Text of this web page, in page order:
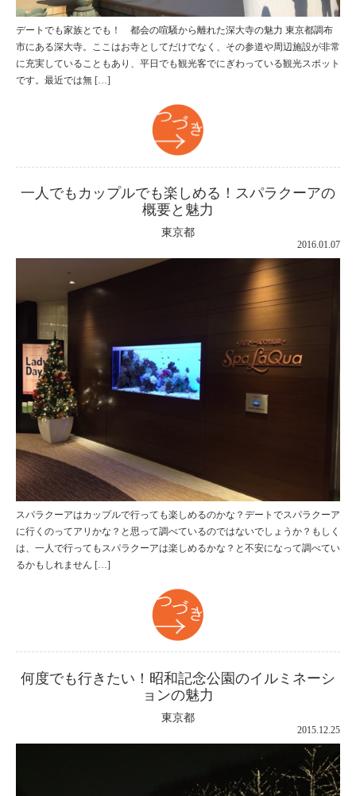
デートでも家族とでも！ 都会の喧騒から離れた深大寺の魅力 東京都調布
市にある深大寺。ここはお寺としてだけでなく、その参道や周辺施設が非常
に充実していることもあり、平日でも観光客でにぎわっている観光スポット
です。最近では無 […]
一人でもカップルでも楽しめる！スパラクーアの
概要と魅力
東京都
2016.01.07
スパラクーアはカップルで行っても楽しめるのかな？デートでスパラクーア
に行くのってアリかな？と思って調べているのではないでしょうか？もしく
は、一人で行ってもスパラクーアは楽しめるかな？と不安になって調べてい
るかもしれません […]
何度でも行きたい！昭和記念公園のイルミネーシ
ョンの魅力
東京都
2015.12.25